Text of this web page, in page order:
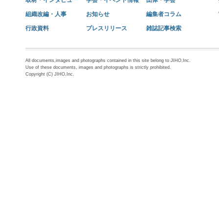
組織改編・人事 お知らせ 編集者コラム
行政資料 プレスリリース 雑誌記事検索
All documents,images and photographs contained in this site belong to JIHO,Inc.
Use of these documents, images and photographs is strictly prohibited.
Copyright (C) JIHO,Inc.